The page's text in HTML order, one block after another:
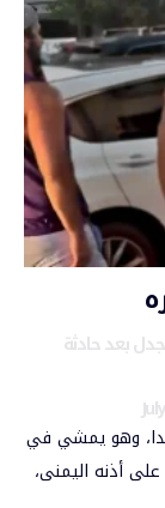
بعد حادثة
وهو يمشي في
أذنه اليمنى،